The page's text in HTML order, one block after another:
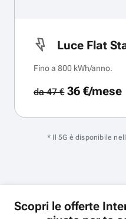
Luce Flat
Fino a 800 kWh/anno.
da 47 €36 €/mese
* Il 5G è disponibile
Scopri le offerte